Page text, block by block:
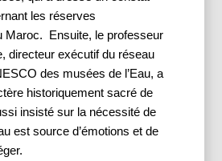
les réserves
Maroc.  Ensuite, le professeur
directeur exécutif du réseau
des musées de l’Eau, a
historiquement sacré de
insisté sur la nécessité de
est source d’émotions et de